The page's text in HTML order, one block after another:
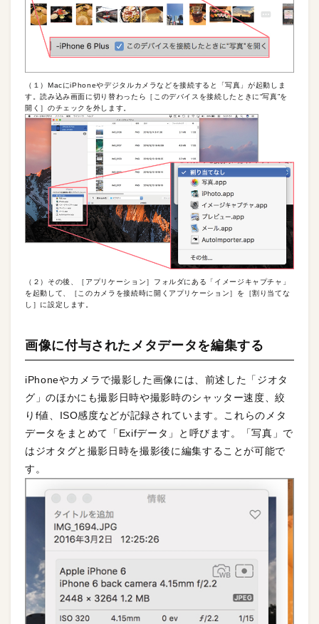
（１）MacにiPhoneやデジタルカメラなどを接続すると「写真」が起動しま
す。読み込み画面に切り替わったら［このデバイスを接続したときに“写真”を
開く］のチェックを外します。
（２）その後、［アプリケーション］フォルダにある「イメージキャプチャ」
を起動して、［このカメラを接続時に開くアプリケーション］を［割り当てな
し］に設定します。
画像に付与されたメタデータを編集する
iPhoneやカメラで撮影した画像には、前述した「ジオタ
グ」のほかにも撮影日時や撮影時のシャッター速度、絞
りf値、ISO感度などが記録されています。これらのメタ
データをまとめて「Exifデータ」と呼びます。「写真」で
はジオタグと撮影日時を撮影後に編集することが可能で
す。